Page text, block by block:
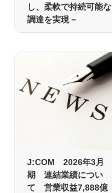
し、柔軟で持続可能な
調達を実現－
J:COM 2026年3月
期 連結業績につい
て 営業収益7,888億